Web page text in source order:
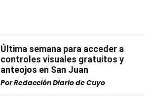
Última semana para acceder a
controles visuales gratuitos y
anteojos en San Juan
PorRedacción Diario de Cuyo